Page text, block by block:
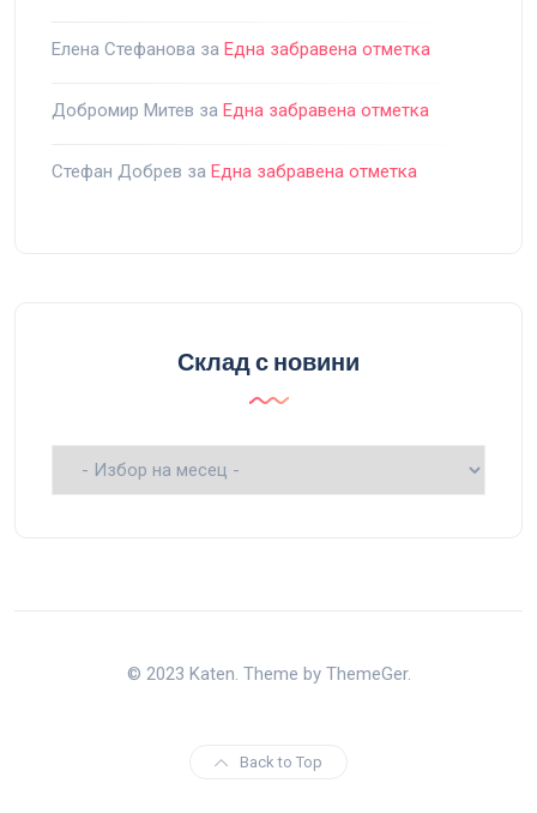
Елена Стефанова за Една забравена отметка
Добромир Митев за Една забравена отметка
Стефан Добрев за Една забравена отметка
Склад с новини
Склад
© 2023 Katen. Theme by ThemeGer.
Back to Top